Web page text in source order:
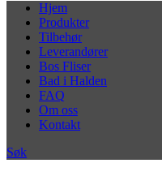
Hjem
Produkter
Tilbehør
Leverandører
Bos Fliser
Bad i Halden
FAQ
Om oss
Kontakt
Søk